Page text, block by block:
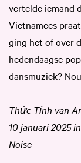
vertelde iemand
Vietnamees
ging het of over
hedendaagse
dansmuziek?
Thức Tỉnh van
10 januari 2025
Noise